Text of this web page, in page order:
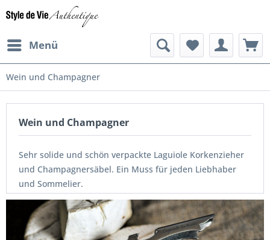
Menü
Wein und Champagner
Wein und Champagner
Sehr solide und schön verpackte Laguiole Korkenzieher
und Champagnersäbel. Ein Muss für jeden Liebhaber
und Sommelier.